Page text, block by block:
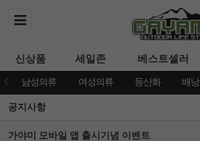
신상품 세일존 베스트셀러
남성의류 여성의류 등산화 배낭
공지사항
가야미 모바일 앱 출시기념 이벤트